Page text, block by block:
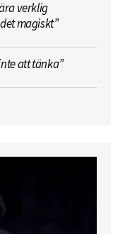
verklig
magiskt”
att tänka”